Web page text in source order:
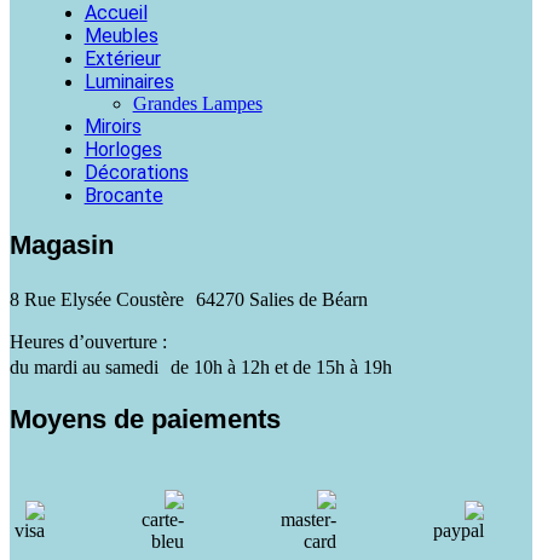
Accueil
Meubles
Extérieur
Luminaires
Grandes Lampes
Miroirs
Horloges
Décorations
Brocante
Magasin
8 Rue Elysée Coustère 64270 Salies de Béarn
Heures d’ouverture :
du mardi au samedi de 10h à 12h et de 15h à 19h
Moyens de paiements